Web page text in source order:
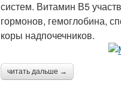
систем. Витамин В5
гормонов, гемоглобина,
коры надпочечников.
читать дальше →